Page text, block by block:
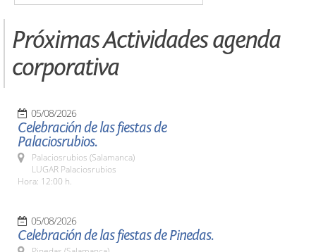
Próximas Actividades agenda
corporativa
05/08/2026
Celebración de las fiestas de
Palaciosrubios.
Palaciosrubios (Salamanca)
LUGAR Palaciosrubios
Hora: 12:00 h.
05/08/2026
Celebración de las fiestas de Pinedas.